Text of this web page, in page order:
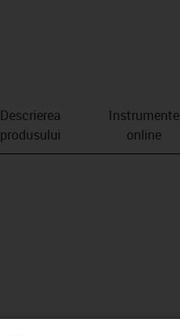
Descrierea
produsului
Instrumente
online